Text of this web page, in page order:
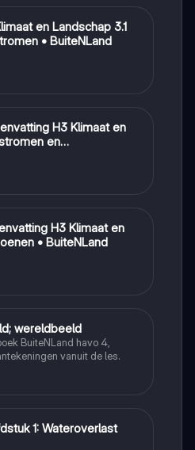
en Landschap 3.1
• BuiteNLand
H3 Klimaat en
en
H3 Klimaat en
• BuiteNLand
wereldbeeld
BuiteNLand havo 4,
vanuit de les.
1: Wateroverlast